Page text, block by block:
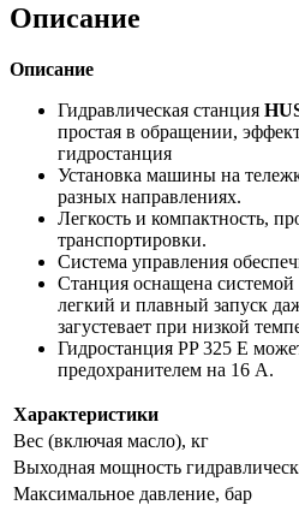
Описание
Описание
Гидравлическая станция
простая в обращении,
гидростанция
Установка машины на
разных направлениях.
Легкость и компактность,
транспортировки.
Система управления
Станция оснащена
легкий и плавный запуск
загустевает при низкой
Гидростанция PP 325 E
предохранителем на 16 A.
Характеристики
Вес (включая масло), кг
Выходная мощность
Максимальное давление, бар